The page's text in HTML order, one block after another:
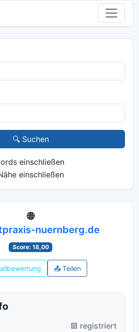
🔍 Suchen
einschließen
einschließen
🌐
nuernberg.de
Score: 18,00
📤 Teilen
🟪 registriert